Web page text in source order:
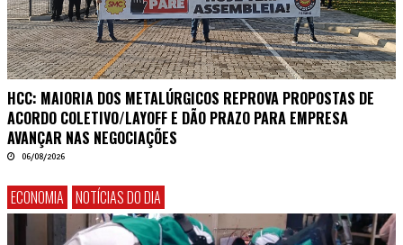
HCC: MAIORIA DOS METALÚRGICOS REPROVA PROPOSTAS DE
ACORDO COLETIVO/LAYOFF E DÃO PRAZO PARA EMPRESA
AVANÇAR NAS NEGOCIAÇÕES
06/08/2026
ECONOMIA NOTÍCIAS DO DIA